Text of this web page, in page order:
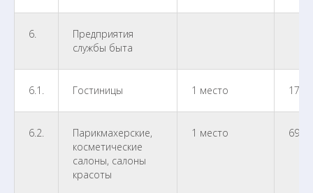
6.
Предприятия
службы быта
6.1. Гостиницы 1 место
6.2.
Парикмахерские,
косметические
салоны, салоны
красоты
1 место